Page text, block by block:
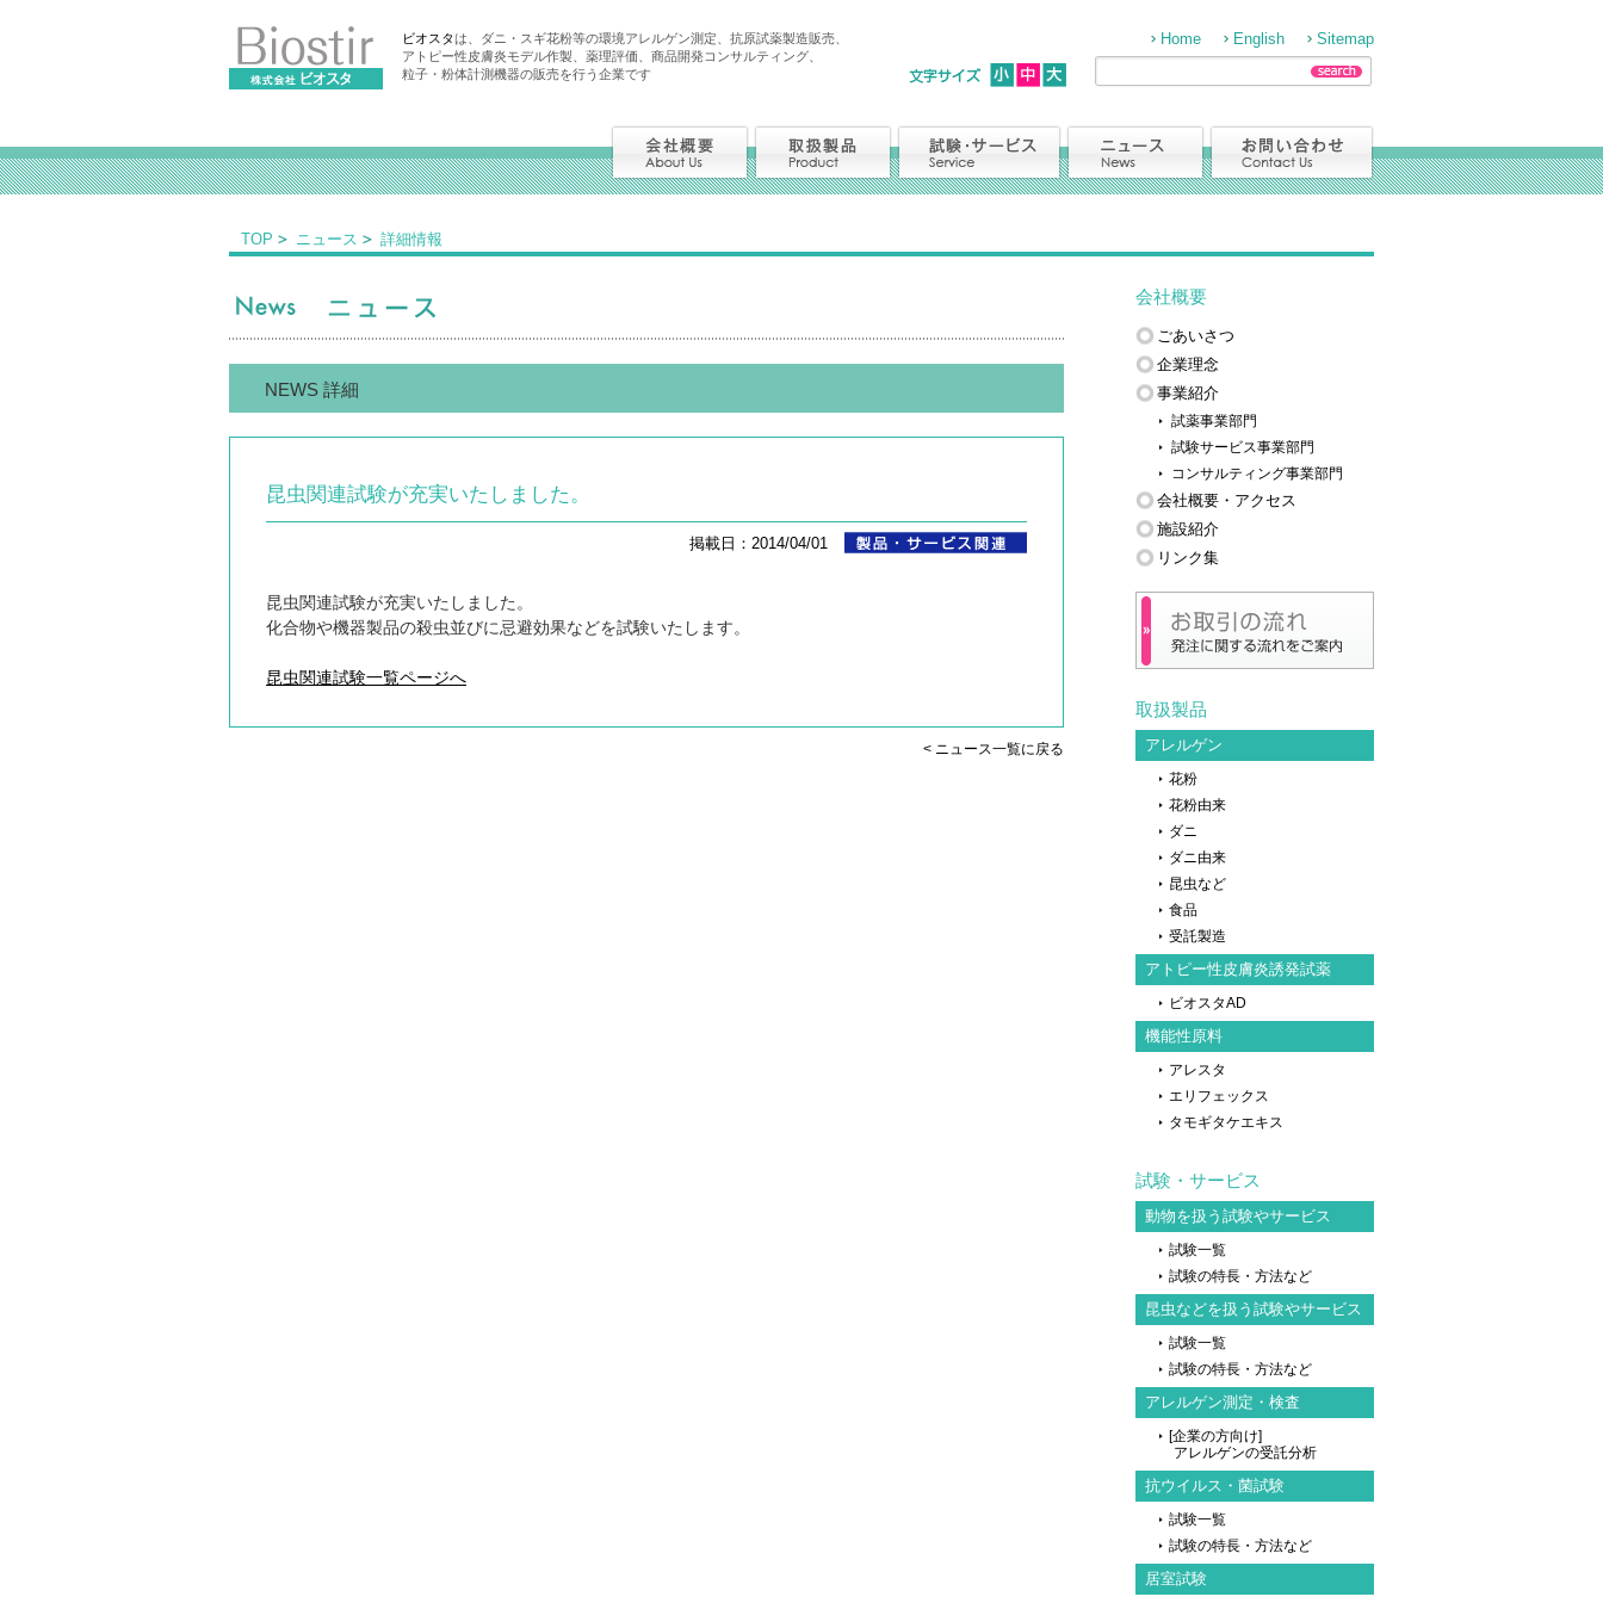
ビオスタは、ダニ・スギ花粉等の環境アレルゲン測定、抗原試薬製造販売、
アトピー性皮膚炎モデル作製、薬理評価、商品開発コンサルティング、
粒子・粉体計測機器の販売を行う企業です
Home English Sitemap
TOP ニュース 詳細情報
NEWS 詳細
昆虫関連試験が充実いたしました。
掲載日：2014/04/01
昆虫関連試験が充実いたしました。
化合物や機器製品の殺虫並びに忌避効果などを試験いたします。
昆虫関連試験一覧ページへ
< ニュース一覧に戻る
会社概要
ごあいさつ
企業理念
事業紹介
試薬事業部門
試験サービス事業部門
コンサルティング事業部門
会社概要・アクセス
施設紹介
リンク集
取扱製品
アレルゲン
花粉
花粉由来
ダニ
ダニ由来
昆虫など
食品
受託製造
アトピー性皮膚炎誘発試薬
ビオスタAD
機能性原料
アレスタ
エリフェックス
タモギタケエキス
試験・サービス
動物を扱う試験やサービス
試験一覧
試験の特長・方法など
昆虫などを扱う試験やサービス
試験一覧
試験の特長・方法など
アレルゲン測定・検査
[企業の方向け]
アレルゲンの受託分析
抗ウイルス・菌試験
試験一覧
試験の特長・方法など
居室試験